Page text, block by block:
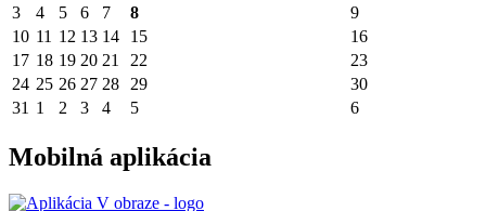
3 4 5 6 7 8
9
10 11 12 13 14 15
16
17 18 19 20 21 22
23
24 25 26 27 28 29
30
31 1 2 3 4 5 6
Mobilná aplikácia